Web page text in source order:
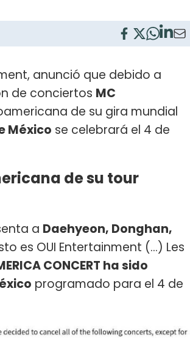
anunció que debido a
de conciertos MC
de su gira mundial
México se celebrará el 4 de
de su tour
a Daehyeon, Donghan,
es OUI Entertainment (...) Les
CONCERT ha sido
programado para el 4 de